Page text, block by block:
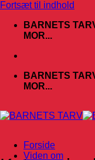
Fortsæt til indhold
BARNETS
MOR...
BARNETS
MOR...
Forside
Viden om